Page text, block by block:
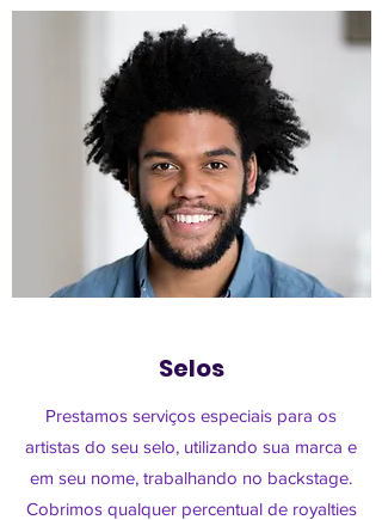
Selos
Prestamos serviços especiais para os
artistas do seu selo, utilizando sua marca e
em seu nome, trabalhando no backstage.
Cobrimos qualquer percentual de royalties